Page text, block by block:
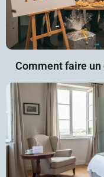
Comment faire un